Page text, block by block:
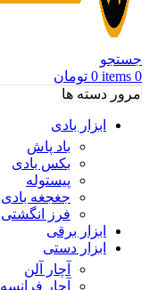
جستجو
0
items
0 تومان
مرور دسته ها
ابزار بادی
باد پاش
بکس بادی
پیستوله
جغجغه بادی
فرز انگشتی
ابزار برقی
ابزار دستی
آچار آلن
آچار فرانسه